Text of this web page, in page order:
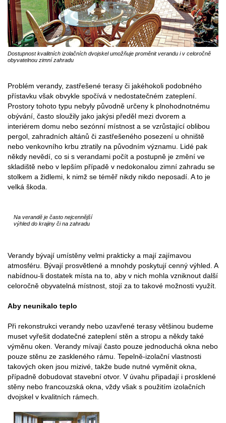
Dostupnost kvalitních izolačních dvojskel umožňuje proměnit verandu i v celoročně
obyvatelnou zimní zahradu
Problém verandy, zastřešené terasy či jakéhokoli podobného
přístavku však obvykle spočívá v nedostatečném zateplení.
Prostory tohoto typu nebyly původně určeny k plnohodnotnému
obývání, často sloužily jako jakýsi předěl mezi dvorem a
interiérem domu nebo sezónní místnost a se vzrůstající oblibou
pergol, zahradních altánů či zastřešeného posezení u ohniště
nebo venkovního krbu ztratily na původním významu. Lidé pak
někdy nevědí, co si s verandami počít a postupně je změní ve
skladiště nebo v lepším případě v nedokonalou zimní zahradu se
stolkem a židlemi, k nimž se téměř nikdy nikdo neposadí. A to je
velká škoda.
Na verandě je často nejcennější
výhled do krajiny či na zahradu
Verandy bývají umístěny velmi prakticky a mají zajímavou
atmosféru. Bývají prosvětlené a mnohdy poskytují cenný výhled. A
nabídnou-li dostatek místa na to, aby v nich mohla vzniknout další
celoročně obyvatelná místnost, stojí za to takové možnosti využít.
Aby neunikalo teplo
Při rekonstrukci verandy nebo uzavřené terasy většinou budeme
muset vyřešit dodatečné zateplení stěn a stropu a někdy také
výměnu oken. Verandy mívají často pouze jednoduchá okna nebo
pouze stěnu ze zaskleného rámu. Tepelně-izolační vlastnosti
takových oken jsou mizivé, takže bude nutné vyměnit okna,
případně dobudovat stavební otvor. V úvahu připadají i prosklené
stěny nebo francouzská okna, vždy však s použitím izolačních
dvojskel v kvalitních rámech.